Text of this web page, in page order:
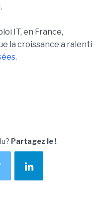
.
IT, en France,
la croissance a ralenti
.
Partagez le !